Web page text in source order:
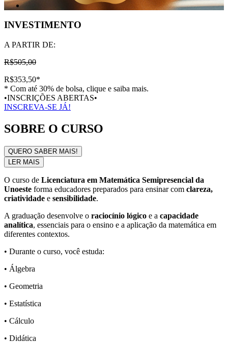
INVESTIMENTO
A PARTIR DE:
R$505,00
R$353,50*
* Com até 30% de bolsa, clique e saiba mais.
•INSCRIÇÕES ABERTAS•
INSCREVA-SE JÁ!
SOBRE O CURSO
QUERO SABER MAIS!
LER MAIS
O curso de Licenciatura em Matemática Semipresencial da
Unoeste forma educadores preparados para ensinar com clareza,
criatividade e sensibilidade.
A graduação desenvolve o raciocínio lógico e a capacidade
analítica, essenciais para o ensino e a aplicação da matemática em
diferentes contextos.
• Durante o curso, você estuda:
• Álgebra
• Geometria
• Estatística
• Cálculo
• Didática